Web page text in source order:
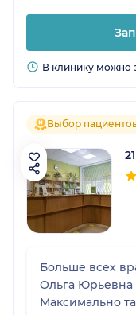
В клинику можно
Выбор
Больше всех
Ольга Юрьевна
Максимально